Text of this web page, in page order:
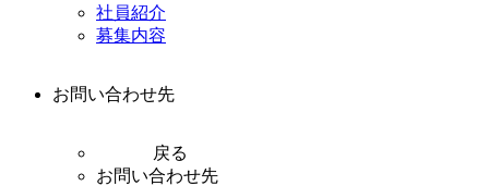
社員紹介
募集内容
お問い合わせ先
戻る
お問い合わせ先